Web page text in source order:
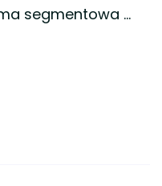
segmentowa …